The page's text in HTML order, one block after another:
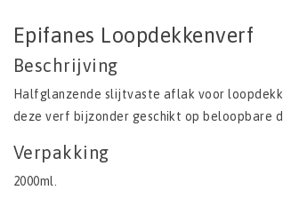
Epifanes Loopdekkenverf
Beschrijving
Halfglanzende slijtvaste aflak voor
deze verf bijzonder geschikt op beloopbare
Verpakking
2000ml.